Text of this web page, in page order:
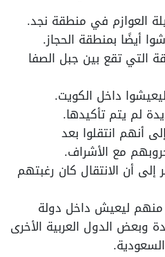
العوازم في منطقة نجد.
أيضًا بمنطقة الحجاز.
التي تقع بين جبل الصفا
داخل الكويت.
لم يتم تأكيدها.
أنهم انتقلوا بعد
مع الأشراف.
إلى أن الانتقال كان رغبتهم
منهم ليعيش داخل دولة
وبعض الدول العربية الأخرى